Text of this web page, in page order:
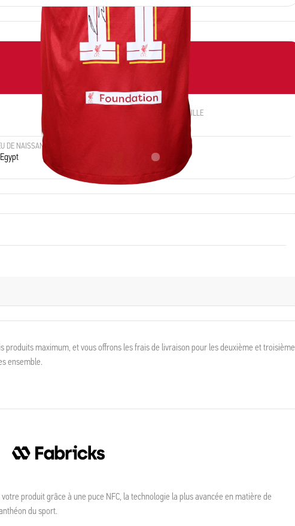
TAILLE
DE NAISSANCE
Egypt Egypt
maximum, et vous offrons les frais de livraison pour les deuxième et troisième
ensemble.
produit grâce à une puce NFC, la technologie la plus avancée en matière de
du sport.